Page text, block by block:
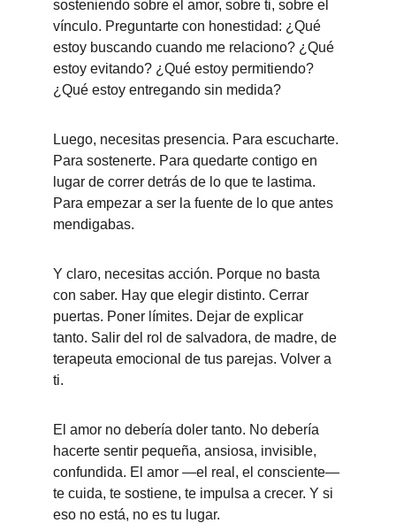
sosteniendo sobre el amor, sobre ti, sobre el
vínculo. Preguntarte con honestidad: ¿Qué
estoy buscando cuando me relaciono? ¿Qué
estoy evitando? ¿Qué estoy permitiendo?
¿Qué estoy entregando sin medida?
Luego, necesitas presencia. Para escucharte.
Para sostenerte. Para quedarte contigo en
lugar de correr detrás de lo que te lastima.
Para empezar a ser la fuente de lo que antes
mendigabas.
Y claro, necesitas acción. Porque no basta
con saber. Hay que elegir distinto. Cerrar
puertas. Poner límites. Dejar de explicar
tanto. Salir del rol de salvadora, de madre, de
terapeuta emocional de tus parejas. Volver a
ti.
El amor no debería doler tanto. No debería
hacerte sentir pequeña, ansiosa, invisible,
confundida. El amor —el real, el consciente—
te cuida, te sostiene, te impulsa a crecer. Y si
eso no está, no es tu lugar.